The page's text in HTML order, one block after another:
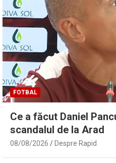
FOTBAL
Ce a făcut Daniel
scandalul de la Arad
08/08/2026 Despre Rapid